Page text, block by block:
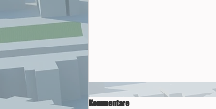
Informelle Straßenplanung: OVG
Kommentare